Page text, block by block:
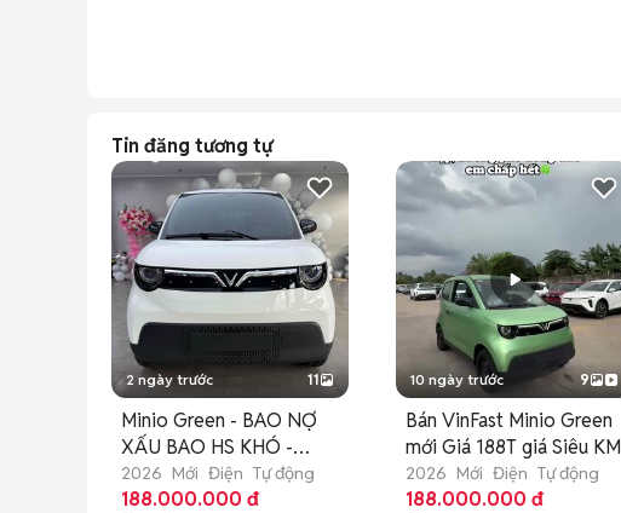
Tin đăng tương tự
2 ngày trước 11
Minio Green - BAO NỢ
XẤU BAO HS KHÓ -
45TR NHẬN XE
2026 Mới Điện Tự động
188.000.000 đ
10 ngày trước 9
Bán VinFast Minio Green
mới Giá 188T giá Siêu KM
2026 Mới Điện Tự động
188.000.000 đ